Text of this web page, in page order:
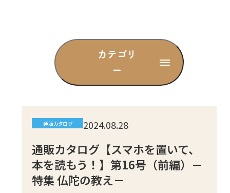
雑誌
CD
DVD・ブルーレイ
雑貨
外国語
カテゴリ
ー
通販カタログ 2024.08.28
通販カタログ【スマホを置いて、
本を読もう！】第16号（前編）－
特集 仏陀の教え－